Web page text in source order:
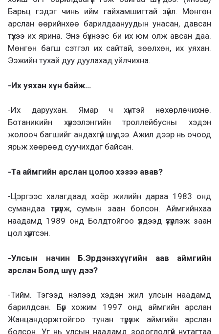
Барьц гэдэг чинь ийм гайхамшигтай зүйл. Мөнгөн
арслан өөрийнхөө барилдаануудын унасан, давсан
түүхээ их ярина. Энэ бүхнээс би их юм олж авсан даа.
Мөнгөн багш сэтгэл их сайтай, зөөлхөн, их уяхан.
Ээжийн тухай дуу дуулахад уйлчихна.
-Их уяхан хүн байж…
-Их даруухан. Ямар ч хүнтэй нөхөрлөчихнө.
Ботаникийн хүрээлэнгийн троллейбусны хэдэн
жолооч багшийг андахгүй шүү дээ. Ажил дээр нь очоод
ярьж хөөрөөд суучихдаг байсан.
-Та аймгийн арслан цолоо хэзээ авав?
-Цэргээс халагдаад хоёр жилийн дараа 1983 онд
сумандаа түрүүлж, сумын заан болсон. Аймгийнхаа
наадамд 1989 онд Болдтойгоо үлдээд үзүүрлэж заан
цол хүртсэн.
-Улсын начин Б.Эрдэнэхүүгийн аав аймгийн
арслан Болд шүү дээ?
-Тийм. Тэгээд нэлээд хэдэн жил улсын наадамд
барилдсан. Бүр хожим 1997 онд аймгийн арслан
Жанцандоржтойгоо тунан түрүүлж аймгийн арслан
болсон. Уг нь улсын наадамд зодоглолгүй нутагтаа